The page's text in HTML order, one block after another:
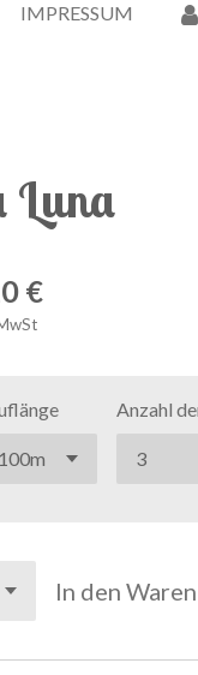
IMPRESSUM
Luna
€
Anzahl
In den